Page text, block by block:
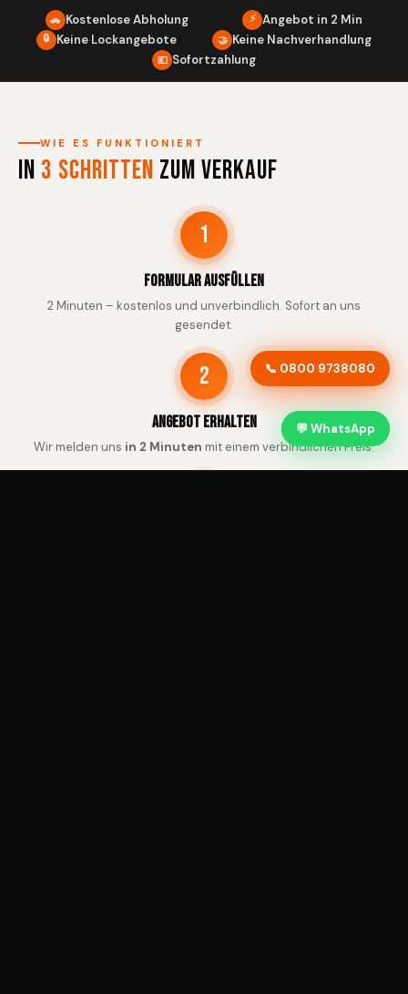
📞 0800 9738080
💬 WhatsApp
🚗 Kostenlose Abholung ⚡ Angebot in 2 Min
🔒 Keine Lockangebote 🤝 Keine Nachverhandlung
💶 Sofortzahlung
WIE ES FUNKTIONIERT
In 3 Schritten zum Verkauf
1
Formular ausfüllen
2 Minuten – kostenlos und unverbindlich. Sofort an uns
gesendet.
2
Angebot erhalten
Wir melden uns in 2 Minuten mit einem verbindlichen Preis.